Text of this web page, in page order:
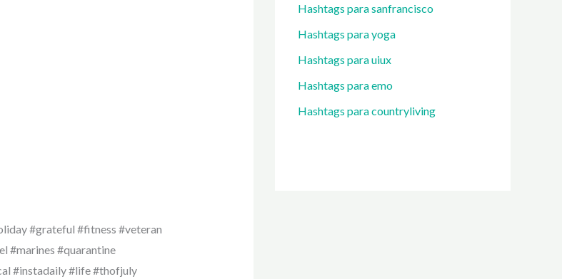
#grateful #fitness #veteran
#marines #quarantine
#instadaily #life #thofjuly
Hashtags para sanfrancisco
Hashtags para yoga
Hashtags para uiux
Hashtags para emo
Hashtags para countryliving